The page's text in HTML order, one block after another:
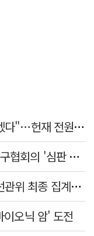
'박사방' 조주빈 "47년형 다시 다투겠다"…헌재 전원일치 기각
[속보] "공소시효가 문제"…경찰, 축구협회의 '심판 성접대' 수사 여부 검토한다
투표 끝나니 투표자 29% 줄었다…선관위 최종 집계서 수백명 '증발'
오닉 암' 도전